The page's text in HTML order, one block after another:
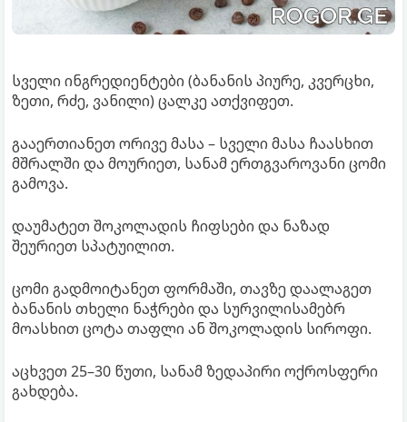
სველი ინგრედიენტები (ბანანის პიურე, კვერცხი,
ზეთი, რძე, ვანილი) ცალკე ათქვიფეთ.
გააერთიანეთ ორივე მასა – სველი მასა ჩაასხით
მშრალში და მოურიეთ, სანამ ერთგვაროვანი ცომი
გამოვა.
დაუმატეთ შოკოლადის ჩიფსები და ნაზად
შეურიეთ სპატუილით.
ცომი გადმოიტანეთ ფორმაში, თავზე დაალაგეთ
ბანანის თხელი ნაჭრები და სურვილისამებრ
მოასხით ცოტა თაფლი ან შოკოლადის სიროფი.
აცხვეთ 25–30 წუთი, სანამ ზედაპირი ოქროსფერი
გახდება.